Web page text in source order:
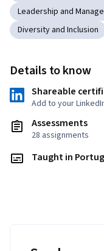
Leadership and
Diversity and Inclusion
Details to know
Shareable
Add to your
Assessments
28 assignments
Taught in